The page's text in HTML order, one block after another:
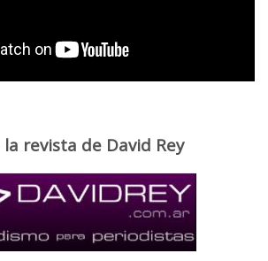
revista de David Rey